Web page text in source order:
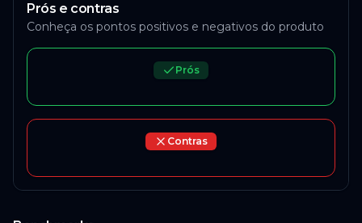
Prós e contras
Conheça os pontos positivos e negativos do produto
Prós
Contras